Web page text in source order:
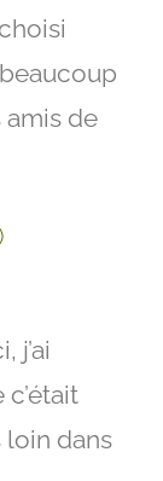
amis de
j’ai
dans